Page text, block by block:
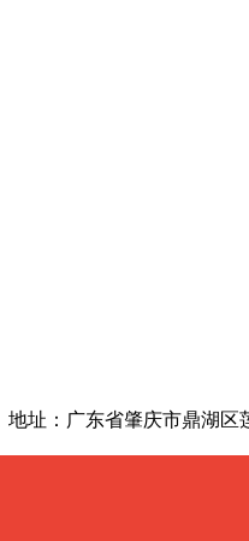
地址：广东省肇庆市鼎湖区